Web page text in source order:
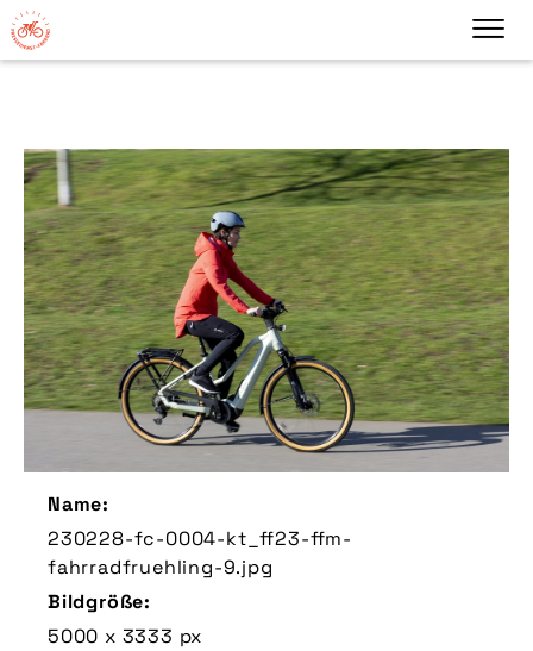
Name:
230228-fc-0004-kt_ff23-ffm-
fahrradfruehling-9.jpg
Bildgröße:
5000 x 3333 px